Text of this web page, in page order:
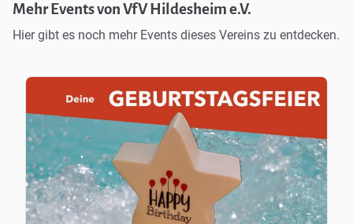
Mehr Events von VfV Hildesheim e.V.
Hier gibt es noch mehr Events dieses Vereins zu entdecken.